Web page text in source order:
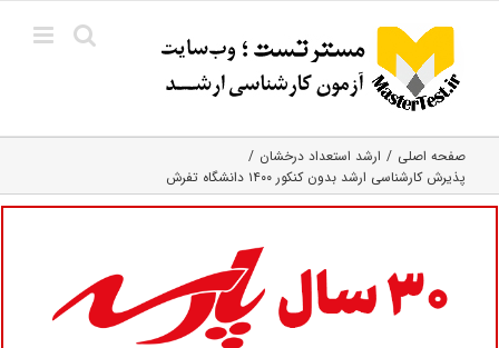
content
صفحه اصلی
ارشد استعداد درخشان
پذیرش کارشناسی ارشد بدون کنکور ۱۴۰۰ دانشگاه تفرش